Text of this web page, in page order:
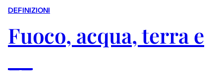
DEFINIZIONI
Fuoco, acqua, terra e